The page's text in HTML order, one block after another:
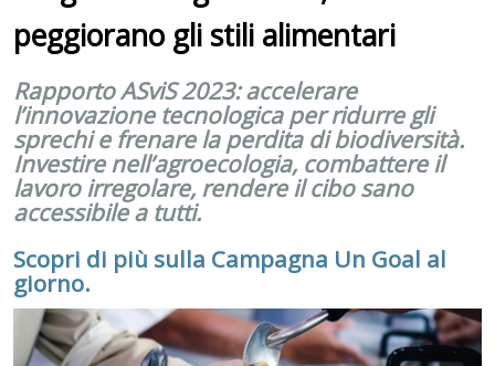
peggiorano gli stili alimentari
Rapporto ASviS 2023: accelerare
l’innovazione tecnologica per ridurre gli
sprechi e frenare la perdita di biodiversità.
Investire nell’agroecologia, combattere il
lavoro irregolare, rendere il cibo sano
accessibile a tutti.
Scopri di più sulla Campagna Un Goal al
giorno.